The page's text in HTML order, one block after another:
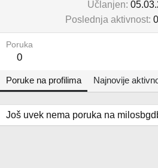
Učlanjen
Poslednja aktivnost
Poruka
0
Poruke na profilima Najnovije
Još uvek nema poruka na